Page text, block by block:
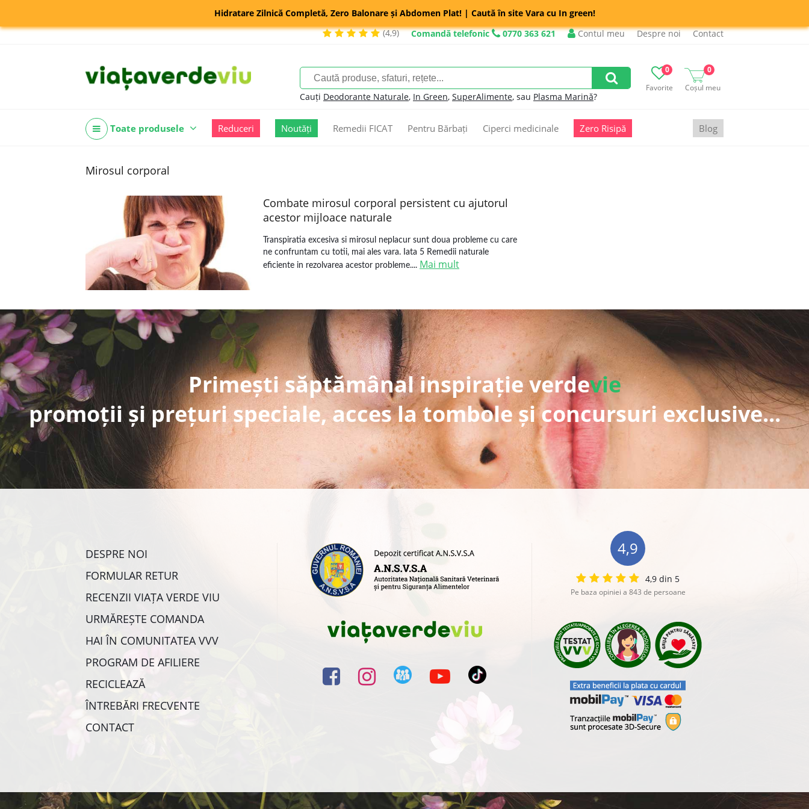
Hidratare Zilnică Completă, Zero Balonare și Abdomen Plat! | Caută în site Vara cu In green!
(4,9)
Comandă telefonic 0770 363 621 Contul meu Despre noi Contact
Favorite
0
Coșul meu
0
Cauți Deodorante Naturale, In Green, SuperAlimente, sau Plasma Marină?
Toate produsele Reduceri Noutăți Remedii FICAT Pentru Bărbați Ciperci medicinale Zero Risipă Blog
Mirosul corporal
Combate mirosul corporal persistent cu ajutorul
acestor mijloace naturale
Transpiratia excesiva si mirosul neplacur sunt doua probleme cu care
ne confruntam cu totii, mai ales vara. Iata 5 Remedii naturale
eficiente in rezolvarea acestor probleme.... Mai mult
Primești săptămânal inspirație verdevie
promoții și prețuri speciale, acces la tombole și concursuri exclusive...
DESPRE NOI
FORMULAR RETUR
RECENZII VIAȚA VERDE VIU
URMĂREȘTE COMANDA
HAI ÎN COMUNITATEA VVV
PROGRAM DE AFILIERE
RECICLEAZĂ
ÎNTREBĂRI FRECVENTE
CONTACT
4,9
4,9 din 5
Pe baza opiniei a 843 de persoane